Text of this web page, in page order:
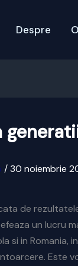
Despre
/30 noiembrie
de
un lucru
si in
Este